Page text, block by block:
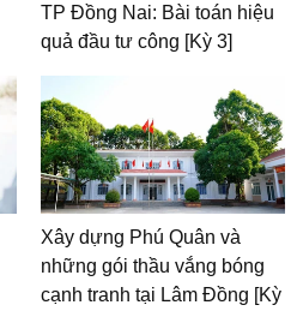
TP Đồng Nai: Bài toán hiệu
quả đầu tư công [Kỳ 3]
Xây dựng Phú Quân và
những gói thầu vắng bóng
cạnh tranh tại Lâm Đồng [Kỳ